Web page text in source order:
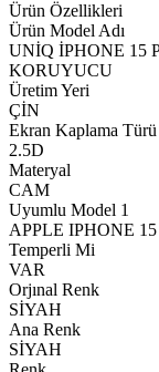
Ürün Özellikleri
Ürün Model Adı
UNİQ İPHONE 15
KORUYUCU
Üretim Yeri
ÇİN
Ekran Kaplama Türü
2.5D
Materyal
CAM
Uyumlu Model 1
APPLE IPHONE 15
Temperli Mi
VAR
Orjınal Renk
SİYAH
Ana Renk
SİYAH